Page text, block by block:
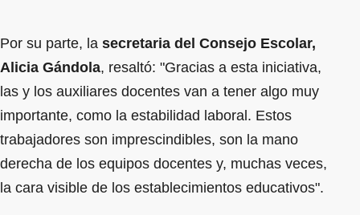
Por su parte, la secretaria del Consejo Escolar,
Alicia Gándola, resaltó: "Gracias a esta iniciativa,
las y los auxiliares docentes van a tener algo muy
importante, como la estabilidad laboral. Estos
trabajadores son imprescindibles, son la mano
derecha de los equipos docentes y, muchas veces,
la cara visible de los establecimientos educativos".